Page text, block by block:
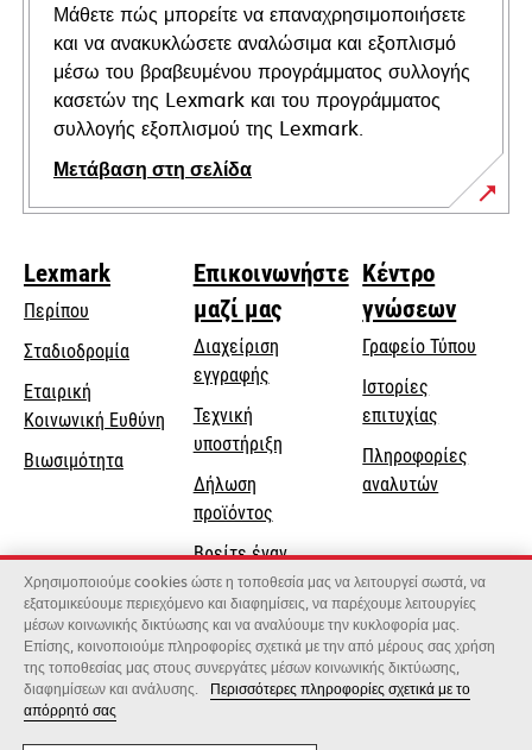
Μάθετε πώς μπορείτε να επαναχρησιμοποιήσετε
και να ανακυκλώσετε αναλώσιμα και εξοπλισμό
μέσω του βραβευμένου προγράμματος συλλογής
κασετών της Lexmark και του προγράμματος
συλλογής εξοπλισμού της Lexmark.
Μετάβαση στη σελίδα
Lexmark
Περίπου
Σταδιοδρομία
Εταιρική
Κοινωνική Ευθύνη opens
new
Βιωσιμότητα
Επικοινωνήστε
μαζί μας
Διαχείριση
εγγραφής
Τεχνική
υποστήριξηopens
tab
Δήλωση
προϊόντος
Βρείτε έναν
αντιπρόσωπο
Κατάλογος
χονδρεμπόρων
Κέντρο
γνώσεων
Γραφείο Τύπου
Ιστορίες
επιτυχίας
Πληροφορίες
αναλυτών
Lexmark International, Inc., μια εταιρεία της Xerox
©2026 Με την επιφύλαξη παντός δικαιώματος.
Χρησιμοποιούμε cookies ώστε η τοποθεσία μας να λειτουργεί σωστά, να
εξατομικεύουμε περιεχόμενο και διαφημίσεις, να παρέχουμε λειτουργίες
μέσων κοινωνικής δικτύωσης και να αναλύουμε την κυκλοφορία μας.
Επίσης, κοινοποιούμε πληροφορίες σχετικά με την από μέρους σας χρήση
της τοποθεσίας μας στους συνεργάτες μέσων κοινωνικής δικτύωσης,
διαφημίσεων και ανάλυσης.
Περισσότερες πληροφορίες σχετικά με το
απόρρητό σας